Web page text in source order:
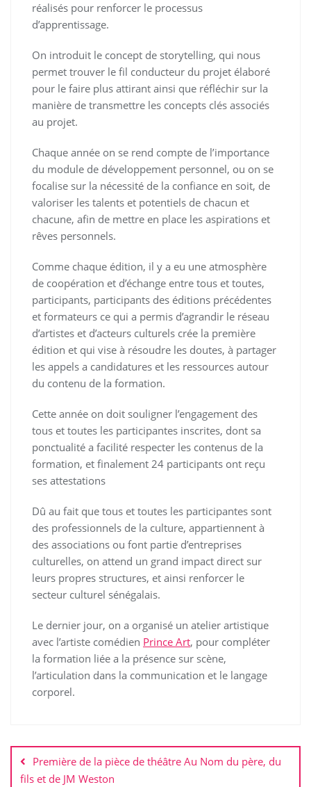
réalisés pour renforcer le processus
d’apprentissage.
On introduit le concept de storytelling, qui nous
permet trouver le fil conducteur du projet élaboré
pour le faire plus attirant ainsi que réfléchir sur la
manière de transmettre les concepts clés associés
au projet.
Chaque année on se rend compte de l’importance
du module de développement personnel, ou on se
focalise sur la nécessité de la confiance en soit, de
valoriser les talents et potentiels de chacun et
chacune, afin de mettre en place les aspirations et
rêves personnels.
Comme chaque édition, il y a eu une atmosphère
de coopération et d’échange entre tous et toutes,
participants, participants des éditions précédentes
et formateurs ce qui a permis d’agrandir le réseau
d’artistes et d’acteurs culturels crée la première
édition et qui vise à résoudre les doutes, à partager
les appels a candidatures et les ressources autour
du contenu de la formation.
Cette année on doit souligner l’engagement des
tous et toutes les participantes inscrites, dont sa
ponctualité a facilité respecter les contenus de la
formation, et finalement 24 participants ont reçu
ses attestations
Dû au fait que tous et toutes les participantes sont
des professionnels de la culture, appartiennent à
des associations ou font partie d’entreprises
culturelles, on attend un grand impact direct sur
leurs propres structures, et ainsi renforcer le
secteur culturel sénégalais.
Le dernier jour, on a organisé un atelier artistique
avec l’artiste comédien Prince Art, pour compléter
la formation liée a la présence sur scène,
l’articulation dans la communication et le langage
corporel.
de
l’article
Première de la pièce de théâtre Au Nom du père, du
fils et de JM Weston